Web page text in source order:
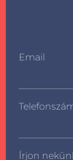
Email
Írjon